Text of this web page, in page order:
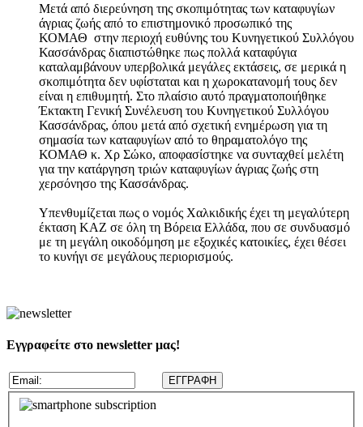
Μετά από διερεύνηση της σκοπιμότητας των καταφυγίων
άγριας ζωής από το επιστημονικό προσωπικό της
ΚΟΜΑΘ στην περιοχή ευθύνης του Κυνηγετικού Συλλόγου
Κασσάνδρας διαπιστώθηκε πως πολλά καταφύγια
καταλαμβάνουν υπερβολικά μεγάλες εκτάσεις, σε μερικά η
σκοπιμότητα δεν υφίσταται και η χωροκατανομή τους δεν
είναι η επιθυμητή. Στο πλαίσιο αυτό πραγματοποιήθηκε
Έκτακτη Γενική Συνέλευση του Κυνηγετικού Συλλόγου
Κασσάνδρας, όπου μετά από σχετική ενημέρωση για τη
σημασία των καταφυγίων από το θηραματολόγο της
ΚΟΜΑΘ κ. Χρ Σώκο, αποφασίστηκε να συνταχθεί μελέτη
για την κατάργηση τριών καταφυγίων άγριας ζωής στη
χερσόνησο της Κασσάνδρας.
Υπενθυμίζεται πως ο νομός Χαλκιδικής έχει τη μεγαλύτερη
έκταση ΚΑΖ σε όλη τη Βόρεια Ελλάδα, που σε συνδυασμό
με τη μεγάλη οικοδόμηση με εξοχικές κατοικίες, έχει θέσει
το κυνήγι σε μεγάλους περιορισμούς.
Εγγραφείτε στο newsletter μας!